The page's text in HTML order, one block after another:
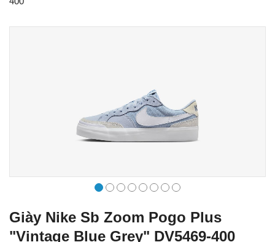
Giày Nike Sb Zoom Pogo Plus
"Vintage Blue Grey" DV5469-400